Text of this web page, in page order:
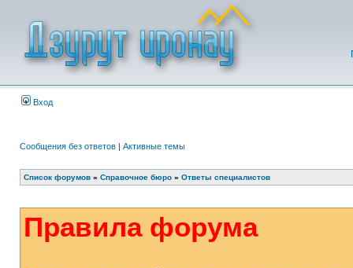
Вход
Сообщения без ответов | Активные темы
Список форумов » Справочное бюро » Ответы специалистов
Правила форума